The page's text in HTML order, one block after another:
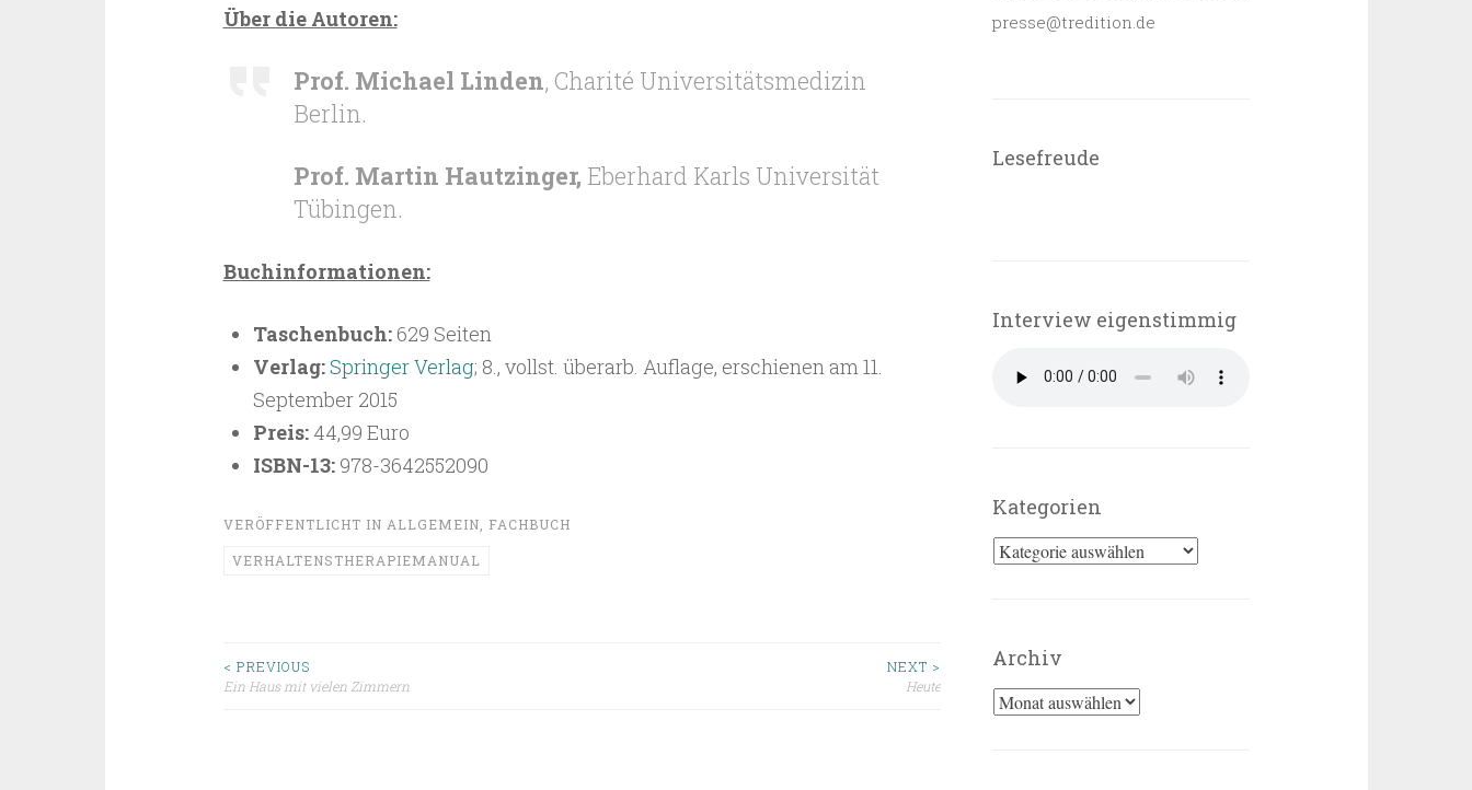
Über die Autoren:
Prof. Michael Linden, Charité Universitätsmedizin
Berlin.
Prof. Martin Hautzinger, Eberhard Karls Universität
Tübingen.
Buchinformationen:
Taschenbuch:629 Seiten
Verlag:Springer Verlag; 8., vollst. überarb. Auflage, erschienen am 11.
September 2015
Preis:44,99 Euro
ISBN-13:978-3642552090
VERÖFFENTLICHT IN ALLGEMEIN FACHBUCH
VERHALTENSTHERAPIEMANUAL
Beitragsnavigation
< PREVIOUS
Ein Haus mit vielen Zimmern
NEXT >
Heute
presse@tredition.de
Lesefreude
Interview eigenstimmig
Kategorien
Kategorien
Archiv
Archiv